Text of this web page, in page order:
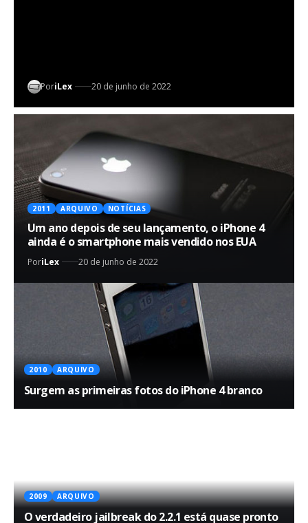
PoriLex 20 de junho de 2022
2010 ARQUIVO
Surgem as primeiras fotos do iPhone 4 branco
2009 ARQUIVO
O verdadeiro jailbreak do 2.2.1 está quase pronto
2011 ARQUIVO NOTÍCIAS
Um ano depois de seu lançamento, o iPhone 4
ainda é o smartphone mais vendido nos EUA
PoriLex 20 de junho de 2022